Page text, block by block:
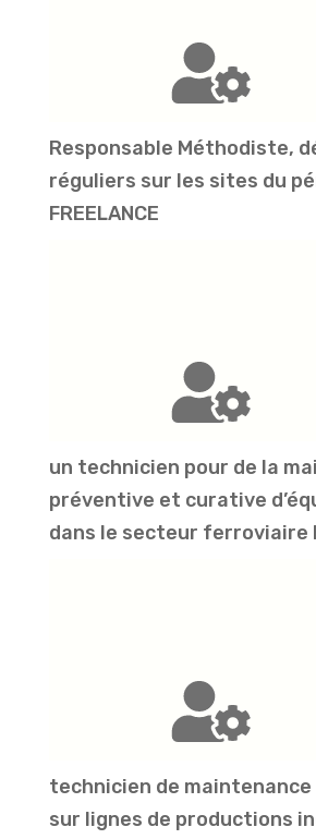
Responsable Méthodiste,
réguliers sur les sites du
FREELANCE
un technicien pour de la
préventive et curative
dans le secteur ferroviaire
technicien de
sur lignes de productions